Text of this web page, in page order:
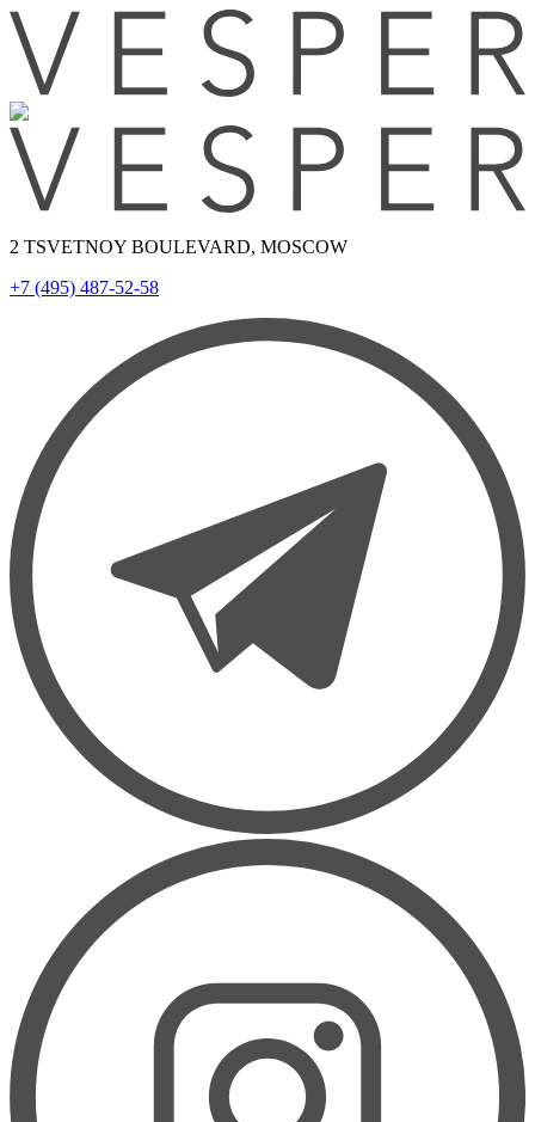
2 TSVETNOY BOULEVARD, MOSCOW
+7 (495) 487-52-58